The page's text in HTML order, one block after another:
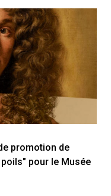
promotion de
pour le Musée